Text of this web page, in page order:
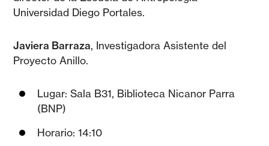
Universidad Diego Portales.
Javiera Barraza, Investigadora Asistente del
Proyecto Anillo.
Lugar: Sala B31, Biblioteca Nicanor Parra
(BNP)
Horario: 14:10